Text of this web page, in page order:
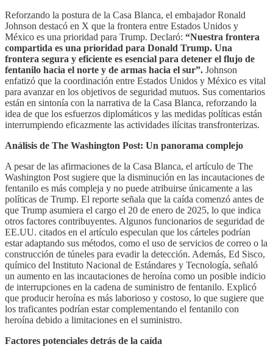
Reforzando la postura de la Casa Blanca, el embajador Ronald
Johnson destacó en X que la frontera entre Estados Unidos y
México es una prioridad para Trump. Declaró: “Nuestra frontera
compartida es una prioridad para Donald Trump. Una
frontera segura y eficiente es esencial para detener el flujo de
fentanilo hacia el norte y de armas hacia el sur”. Johnson
enfatizó que la coordinación entre Estados Unidos y México es vital
para avanzar en los objetivos de seguridad mutuos. Sus comentarios
están en sintonía con la narrativa de la Casa Blanca, reforzando la
idea de que los esfuerzos diplomáticos y las medidas políticas están
interrumpiendo eficazmente las actividades ilícitas transfronterizas.
Análisis de The Washington Post: Un panorama complejo
A pesar de las afirmaciones de la Casa Blanca, el artículo de The
Washington Post sugiere que la disminución en las incautaciones de
fentanilo es más compleja y no puede atribuirse únicamente a las
políticas de Trump. El reporte señala que la caída comenzó antes de
que Trump asumiera el cargo el 20 de enero de 2025, lo que indica
otros factores contribuyentes. Algunos funcionarios de seguridad de
EE.UU. citados en el artículo especulan que los cárteles podrían
estar adaptando sus métodos, como el uso de servicios de correo o la
construcción de túneles para evadir la detección. Además, Ed Sisco,
químico del Instituto Nacional de Estándares y Tecnología, señaló
un aumento en las incautaciones de heroína como un posible indicio
de interrupciones en la cadena de suministro de fentanilo. Explicó
que producir heroína es más laborioso y costoso, lo que sugiere que
los traficantes podrían estar complementando el fentanilo con
heroína debido a limitaciones en el suministro.
Factores potenciales detrás de la caída